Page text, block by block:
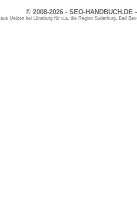
© 2008-2026 - SEO-
Uelzen bei Lüneburg für u.a. die Region Suderburg, Bad